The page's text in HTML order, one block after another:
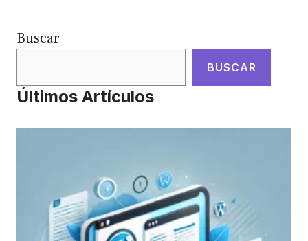
Buscar
BUSCAR
Últimos Artículos